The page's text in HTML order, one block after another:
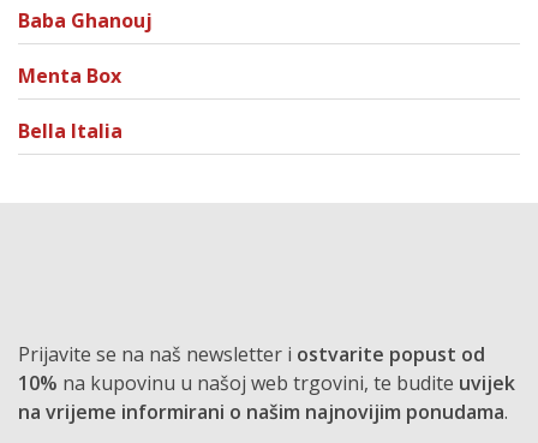
Baba Ghanouj
Menta Box
Bella Italia
Prijavite se na naš newsletter i ostvarite popust od
10% na kupovinu u našoj web trgovini, te budite uvijek
na vrijeme informirani o našim najnovijim ponudama.